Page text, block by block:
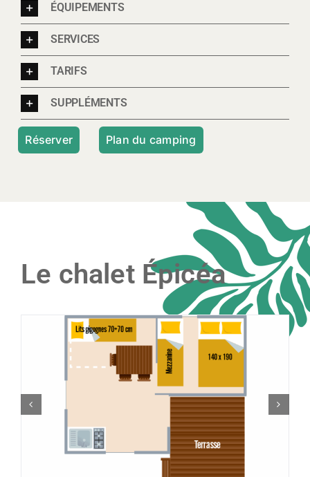
ÉQUIPEMENTS
SERVICES
TARIFS
SUPPLÉMENTS
Réserver Plan du camping
Le chalet Épicéa